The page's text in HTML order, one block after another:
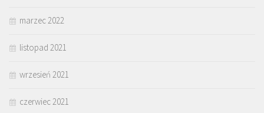
marzec 2022
listopad 2021
wrzesień 2021
czerwiec 2021